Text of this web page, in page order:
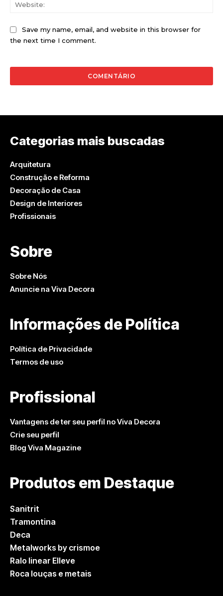
Save my name, email, and website in this browser for
the next time I comment.
Categorias mais buscadas
Arquitetura
Construção e Reforma
Decoração de Casa
Design de Interiores
Profissionais
Sobre
Sobre Nós
Anuncie na Viva Decora
Informações de Política
Política de Privacidade
Termos de uso
Profissional
Vantagens de ter seu perfil no Viva Decora
Crie seu perfil
Blog Viva Magazine
Produtos em Destaque
Sanitrit
Tramontina
Deca
Metalworks by crismoe
Ralo linear Elleve
Roca louças e metais